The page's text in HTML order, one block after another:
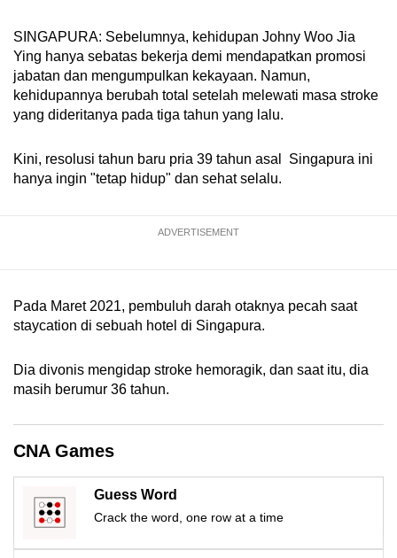
SINGAPURA: Sebelumnya, kehidupan Johny Woo Jia
Ying hanya sebatas bekerja demi mendapatkan promosi
jabatan dan mengumpulkan kekayaan. Namun,
kehidupannya berubah total setelah melewati masa stroke
yang dideritanya pada tiga tahun yang lalu.
Kini, resolusi tahun baru pria 39 tahun asal Singapura ini
hanya ingin "tetap hidup" dan sehat selalu.
ADVERTISEMENT
Pada Maret 2021, pembuluh darah otaknya pecah saat
staycation di sebuah hotel di Singapura.
Dia divonis mengidap stroke hemoragik, dan saat itu, dia
masih berumur 36 tahun.
CNA Games
Guess Word
Crack the word, one row at a time
the
finest
experience,
download
the
app.
issues?
Contact